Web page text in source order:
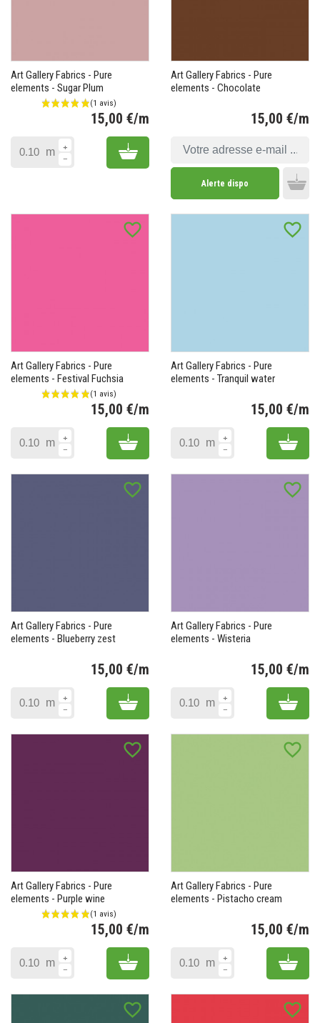
(2 avis)
Art Gallery Fabrics - Pure
elements - Sugar Plum
15,00 €/m
m Add to cart
Art Gallery Fabrics - Pure
elements - Chocolate
15,00 €/m
Alerte dispo
favorite_border
Art Gallery Fabrics - Pure
elements - Festival Fuchsia
15,00 €/m
m Add to cart
favorite_border
Art Gallery Fabrics - Pure
elements - Tranquil water
15,00 €/m
m Add
favorite_border
Art Gallery Fabrics - Pure
elements - Blueberry zest
15,00 €/m
m Add to cart
favorite_border
Art Gallery Fabrics - Pure
elements - Wisteria
15,00 €/m
m Add
favorite_border
Art Gallery Fabrics - Pure
elements - Purple wine
15,00 €/m
m Add to cart
favorite_border
Art Gallery Fabrics - Pure
elements - Pistacho cream
15,00 €/m
m Add
favorite_border favorite_border